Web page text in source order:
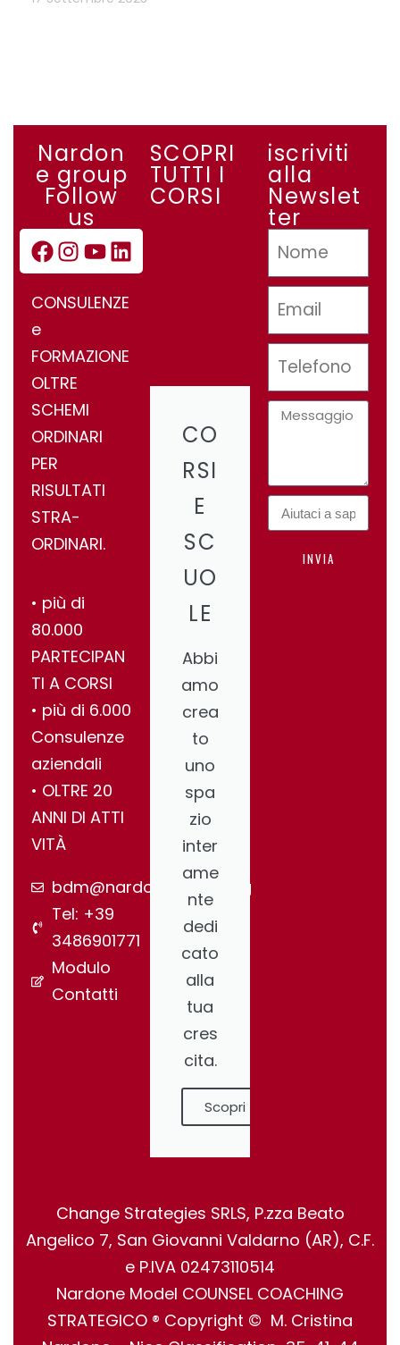
Nardon
e group
Follow
us
CONSULENZE
e
FORMAZIONE
OLTRE
SCHEMI
ORDINARI
PER
RISULTATI
STRA-
ORDINARI.
•⁠ ⁠più di
80.000
PARTECIPAN
TI A CORSI
•⁠ ⁠più di 6.000
Consulenze
aziendali
•⁠ ⁠OLTRE 20
ANNI DI ATTI
VITÀ
bdm@nardonegroup.org
Tel: +39
3486901771
Modulo
Contatti
SCOPRI
TUTTI I
CORSI
CO
RSI
E
SC
UO
LE
Abbi
amo
crea
to
uno
spa
zio
inter
ame
nte
dedi
cato
alla
tua
cres
cita.
Scopri
iscriviti
alla
Newslet
ter
INVIA
Change Strategies SRLS, P.zza Beato
Angelico 7, San Giovanni Valdarno (AR), C.F.
e P.IVA 02473110514
Nardone Model COUNSEL COACHING
STRATEGICO ® Copyright © M. Cristina